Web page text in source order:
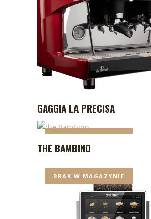
GAGGIA LA PRECISA
BRAK W MAGAZYNIE
THE BAMBINO
BRAK W MAGAZYNIE